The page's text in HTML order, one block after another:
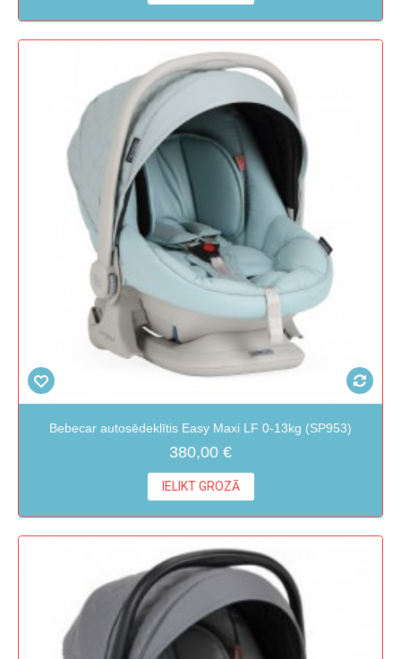
Bebecar autosēdeklītis Easy Maxi LF 0-13kg (SP953)
380,00 €
IELIKT GROZĀ